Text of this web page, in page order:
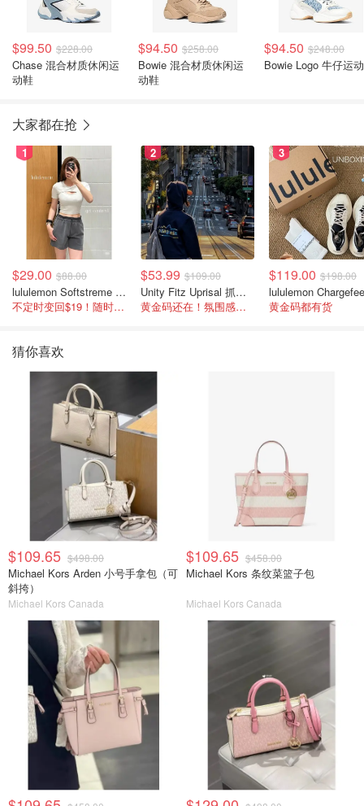
$99.50 $228.00
Chase 混合材质休闲运
动鞋
$94.50 $258.00
Bowie 混合材质休闲运
动鞋
$94.50 $248.00
Bowie Logo 牛仔运
大家都在抢
1
$29.00 $88.00
lululemon Softstreme 女士高腰短裤 10cm
不定时变回$19！随时点进来看
2
$53.99 $109.00
Unity Fitz Uprisal 抓绒卫衣
黄金码还在！氛围感之神
3
$119.00 $198.00
黄金码都有货
猜你喜欢
$109.65 $498.00
Michael Kors Arden 小号手拿包（可
斜挎）
Michael Kors Canada
$109.65 $458.00
Michael Kors 条纹菜篮子包
Michael Kors Canada